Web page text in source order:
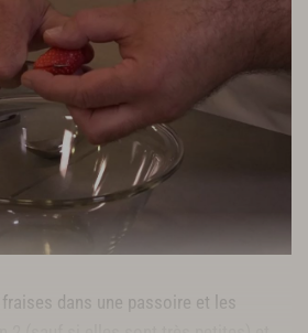
dans une passoire et les